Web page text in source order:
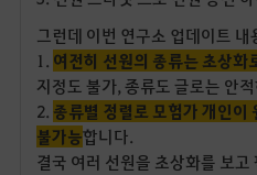
그런데 이번 연구소 업데이트 내
1. 여전히 선원의 종류는 초상화
지정도 불가, 종류도 글로는 안
2. 종류별 정렬로 모험가 개인이
불가능합니다.
결국 여러 선원을 초상화를 보